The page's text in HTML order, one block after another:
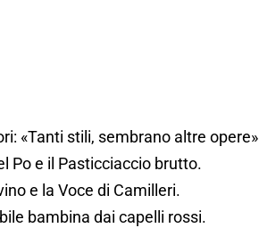
«Tanti stili, sembrano altre opere»
Po e il Pasticciaccio brutto.
e la Voce di Camilleri.
bambina dai capelli rossi.